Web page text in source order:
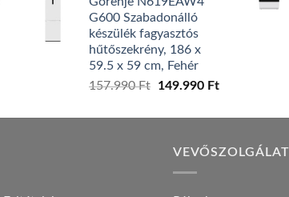
was:
139.990 Ft.
G600 Szabadonálló
készülék fagyasztós
hűtőszekrény, 186 x
59.5 x 59 cm, Fehér
157.990Ft
Original
was:
149.990 FtCurrent
is:
VEVŐSZOLGÁLAT